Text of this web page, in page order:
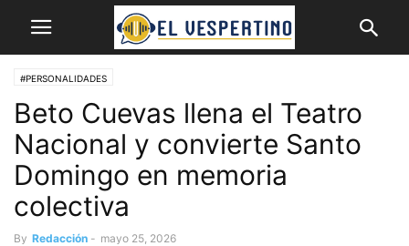
#PERSONALIDADES
Beto Cuevas llena el Teatro
Nacional y convierte Santo
Domingo en memoria
colectiva
By Redacción - mayo 25, 2026